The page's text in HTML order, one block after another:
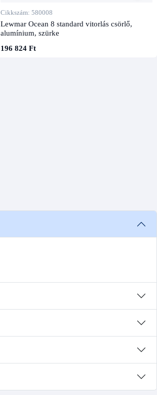
Cikkszám: 580008
Lewmar Ocean 8 standard vitorlás csörlő,
alumínium, szürke
196 824 Ft